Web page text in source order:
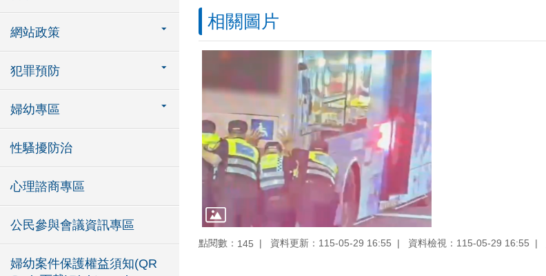
網站政策
犯罪預防
婦幼專區
性騷擾防治
心理諮商專區
公民參與會議資訊專區
婦幼案件保護權益須知(QR
相關圖片
點閱數： 145 資料更新：115-05-29 16:55 資料檢視：115-05-29 16:55